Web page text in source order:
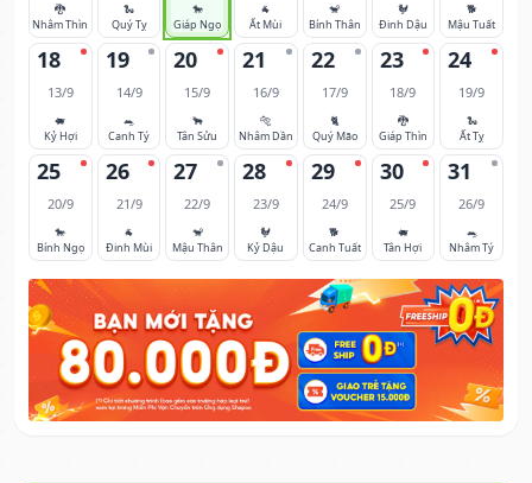
🐉
Nhâm Thìn
🐍
Quý Tỵ
🐎
Giáp Ngọ
🐐
Ất Mùi
🐒
Bính Thân
🐓
Đinh Dậu
🐕
Mậu Tuất
18
13/9
🐖
Kỷ Hợi
19
14/9
🐀
Canh Tý
20
15/9
🐂
Tân Sửu
21
16/9
🐅
Nhâm Dần
22
17/9
🐈
Quý Mão
23
18/9
🐉
Giáp Thìn
24
19/9
🐍
Ất Tỵ
25
20/9
🐎
Bính Ngọ
26
21/9
🐐
Đinh Mùi
27
22/9
🐒
Mậu Thân
28
23/9
🐓
Kỷ Dậu
29
24/9
🐕
Canh Tuất
30
25/9
🐖
Tân Hợi
31
26/9
🐀
Nhâm Tý